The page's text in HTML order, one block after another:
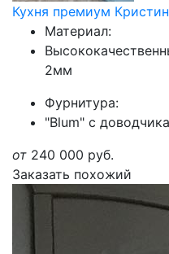
Кухня премиум
Материал:
2мм
Фурнитура:
"Blum" с
от 240 000 руб.
Заказать похожий